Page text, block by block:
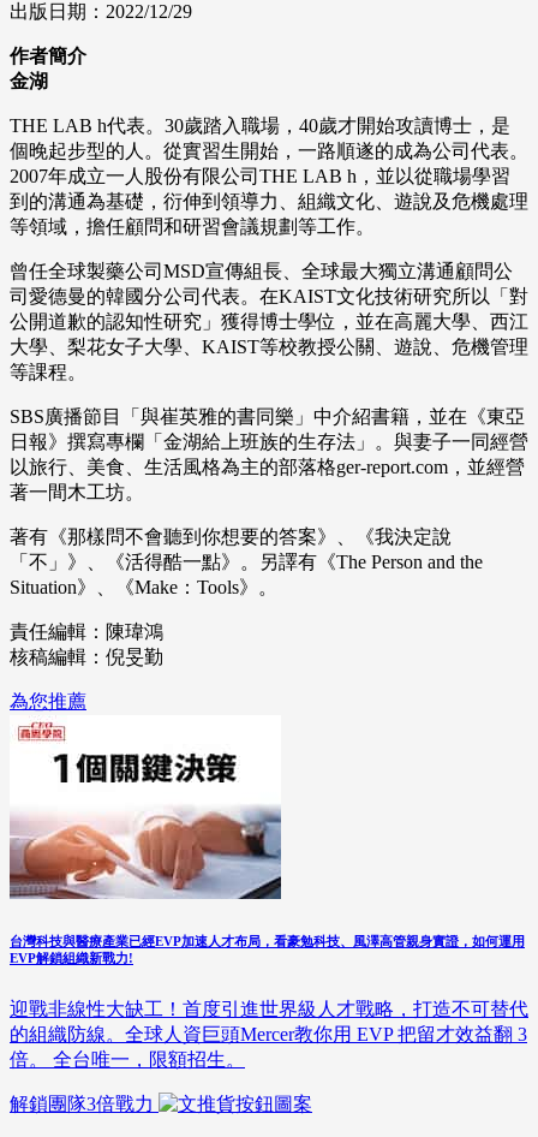
出版日期：2022/12/29
作者簡介
金湖
THE LAB h代表。30歲踏入職場，40歲才開始攻讀博士，是
個晚起步型的人。從實習生開始，一路順遂的成為公司代表。
2007年成立一人股份有限公司THE LAB h，並以從職場學習
到的溝通為基礎，衍伸到領導力、組織文化、遊說及危機處理
等領域，擔任顧問和研習會議規劃等工作。
曾任全球製藥公司MSD宣傳組長、全球最大獨立溝通顧問公
司愛德曼的韓國分公司代表。在KAIST文化技術研究所以「對
公開道歉的認知性研究」獲得博士學位，並在高麗大學、西江
大學、梨花女子大學、KAIST等校教授公關、遊說、危機管理
等課程。
SBS廣播節目「與崔英雅的書同樂」中介紹書籍，並在《東亞
日報》撰寫專欄「金湖給上班族的生存法」。與妻子一同經營
以旅行、美食、生活風格為主的部落格ger-report.com，並經營
著一間木工坊。
著有《那樣問不會聽到你想要的答案》、《我決定說
「不」》、《活得酷一點》。另譯有《The Person and the
Situation》、《Make：Tools》。
責任編輯：陳瑋鴻
核稿編輯：倪旻勤
為您推薦
台灣科技與醫療產業已經EVP加速人才布局，看豪勉科技、風澤高管親身實證，如何運用
EVP解鎖組織新戰力!
迎戰非線性大缺工！首度引進世界級人才戰略，打造不可替代
的組織防線。全球人資巨頭Mercer教你用 EVP 把留才效益翻 3
倍。 全台唯一，限額招生。
解鎖團隊3倍戰力